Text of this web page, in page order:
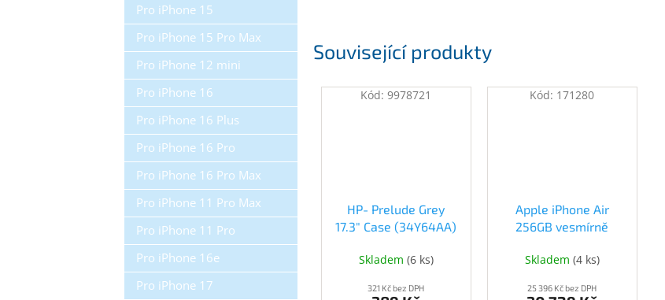
Pro iPhone 15
Pro iPhone 15 Pro Max
Pro iPhone 12 mini
Pro iPhone 16
Pro iPhone 16 Plus
Pro iPhone 16 Pro
Pro iPhone 16 Pro Max
Pro iPhone 11 Pro Max
Pro iPhone 11 Pro
Pro iPhone 16e
Pro iPhone 17
Související produkty
HP- Prelude Grey
17.3" Case (34Y64AA)
Skladem (6 ks)
321 Kč bez DPH
Kód:9978721
Apple iPhone Air
256GB vesmírně
Skladem (4 ks)
25 396 Kč bez DPH
Kód: 171280